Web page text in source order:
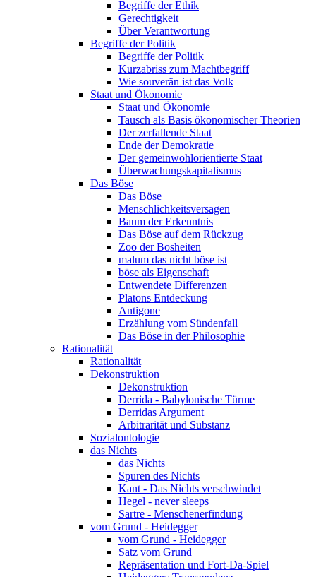
Begriffe der Ethik
Gerechtigkeit
Über Verantwortung
Begriffe der Politik
Begriffe der Politik
Kurzabriss zum Machtbegriff
Wie souverän ist das Volk
Staat und Ökonomie
Staat und Ökonomie
Tausch als Basis ökonomischer Theorien
Der zerfallende Staat
Ende der Demokratie
Der gemeinwohlorientierte Staat
Überwachungskapitalismus
Das Böse
Das Böse
Menschlichkeitsversagen
Baum der Erkenntnis
Das Böse auf dem Rückzug
Zoo der Bosheiten
malum das nicht böse ist
böse als Eigenschaft
Entwendete Differenzen
Platons Entdeckung
Antigone
Erzählung vom Sündenfall
Das Böse in der Philosophie
Rationalität
Rationalität
Dekonstruktion
Dekonstruktion
Derrida - Babylonische Türme
Derridas Argument
Arbitrarität und Substanz
Sozialontologie
das Nichts
das Nichts
Spuren des Nichts
Kant - Das Nichts verschwindet
Hegel - never sleeps
Sartre - Menschenerfindung
vom Grund - Heidegger
vom Grund - Heidegger
Satz vom Grund
Repräsentation und Fort-Da-Spiel